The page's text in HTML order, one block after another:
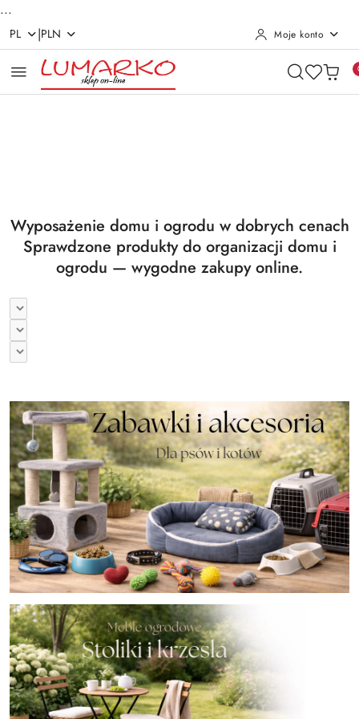
...
Przejdź do treści głównej
Przejdź do wyszukiwarki
Przejdź do moje konto
Przejdź do menu głównego
Przejdź do stopki
PL |PLN Moje konto
Wyposażenie domu i ogrodu w dobrych cenach
Sprawdzone produkty do organizacji domu i
ogrodu — wygodne zakupy online.